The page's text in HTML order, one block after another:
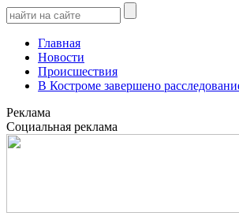
Главная
Новости
Происшествия
В Костроме завершено
Реклама
Социальная реклама